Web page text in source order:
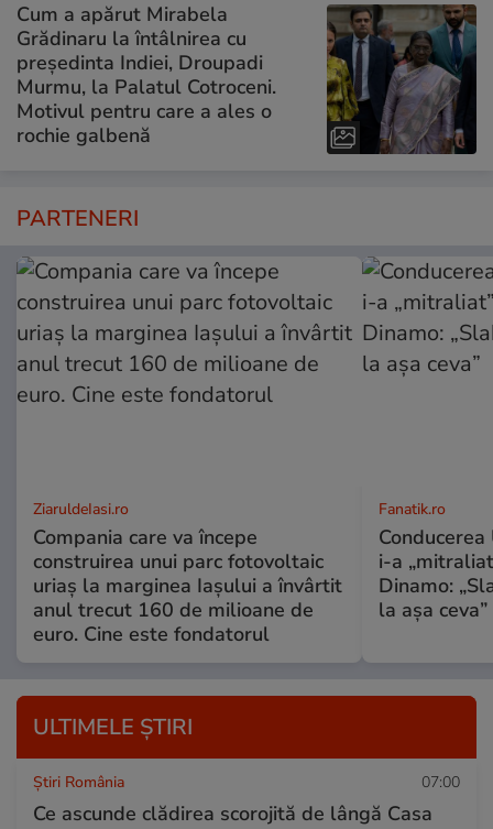
Cum a apărut Mirabela
Grădinaru la întâlnirea cu
președinta Indiei, Droupadi
Murmu, la Palatul Cotroceni.
Motivul pentru care a ales o
rochie galbenă
PARTENERI
ZiaruldeIasi.ro
Compania care va începe
construirea unui parc fotovoltaic
uriaș la marginea Iașului a învârtit
anul trecut 160 de milioane de
euro. Cine este fondatorul
Fanatik.ro
i-a
Dinamo:
la așa ceva”
ULTIMELE ȘTIRI
Știri România 07:00
Ce ascunde clădirea scorojită de lângă Casa